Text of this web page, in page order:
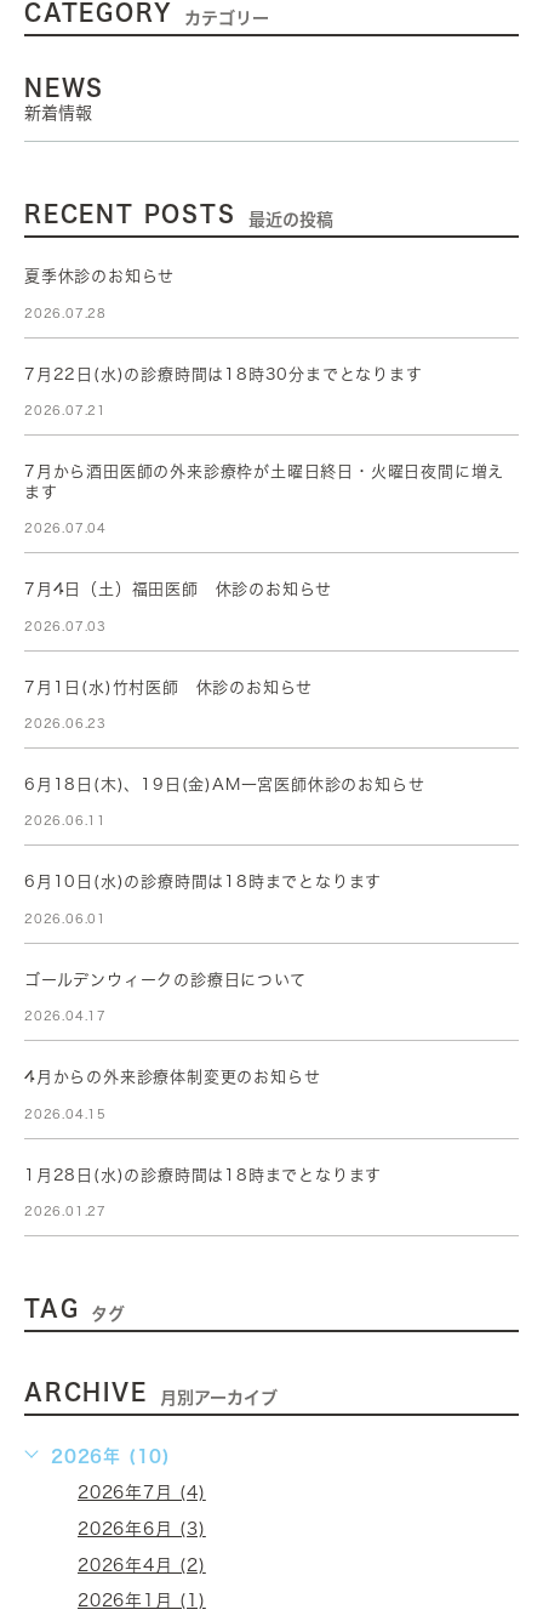
CATEGORY カテゴリー
NEWS
新着情報
RECENT POSTS 最近の投稿
夏季休診のお知らせ
2026.07.28
7月22日(水)の診療時間は18時30分までとなります
2026.07.21
7月から酒田医師の外来診療枠が土曜日終日・火曜日夜間に増え
ます
2026.07.04
7月4日（土）福田医師 休診のお知らせ
2026.07.03
7月1日(水)竹村医師 休診のお知らせ
2026.06.23
6月18日(木)、19日(金)AM一宮医師休診のお知らせ
2026.06.11
6月10日(水)の診療時間は18時までとなります
2026.06.01
ゴールデンウィークの診療日について
2026.04.17
4月からの外来診療体制変更のお知らせ
2026.04.15
1月28日(水)の診療時間は18時までとなります
2026.01.27
TAG タグ
ARCHIVE 月別アーカイブ
2026年 (10)
2026年7月 (4)
2026年6月 (3)
2026年4月 (2)
2026年1月 (1)